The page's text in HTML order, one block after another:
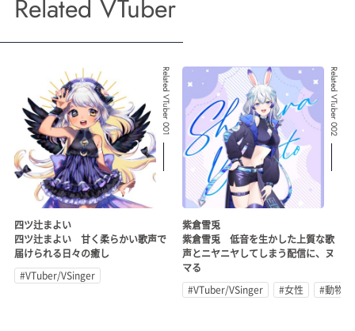
Related VTuber
Related VTuber 001
四ツ辻まよい
四ツ辻まよい 甘く柔らかい歌声で
届けられる日々の癒し
#VTuber/VSinger
Related VTuber 002
紫倉雪兎
紫倉雪兎 低音を生かした上質な歌
声とニヤニヤしてしまう配信に、ヌ
マる
#VTuber/VSinger
#女性 #動物系